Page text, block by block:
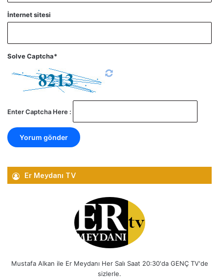
İnternet sitesi
Solve Captcha*
Enter Captcha Here :
Er Meydanı TV
Mustafa Alkan ile Er Meydanı Her Salı Saat 20:30'da GENÇ TV'de
sizlerle.